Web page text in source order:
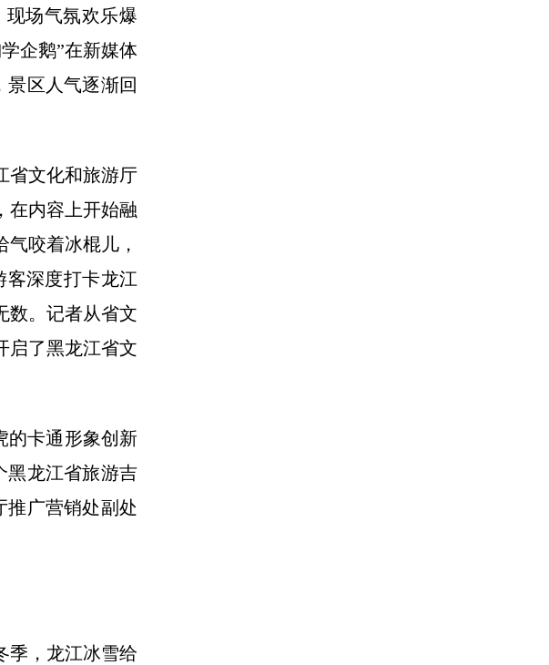
现场气氛欢乐爆
企鹅”在新媒体
景区人气逐渐回
省文化和旅游厅
在内容上开始融
咬着冰棍儿，
深度打卡龙江
数。记者从省文
启了黑龙江省文
的卡通形象创新
黑龙江省旅游吉
推广营销处副处
季，龙江冰雪给